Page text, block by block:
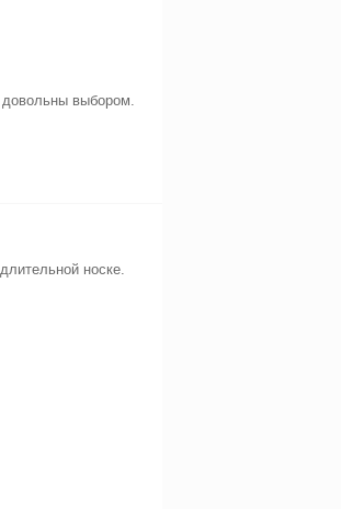
довольны выбором.
носке.